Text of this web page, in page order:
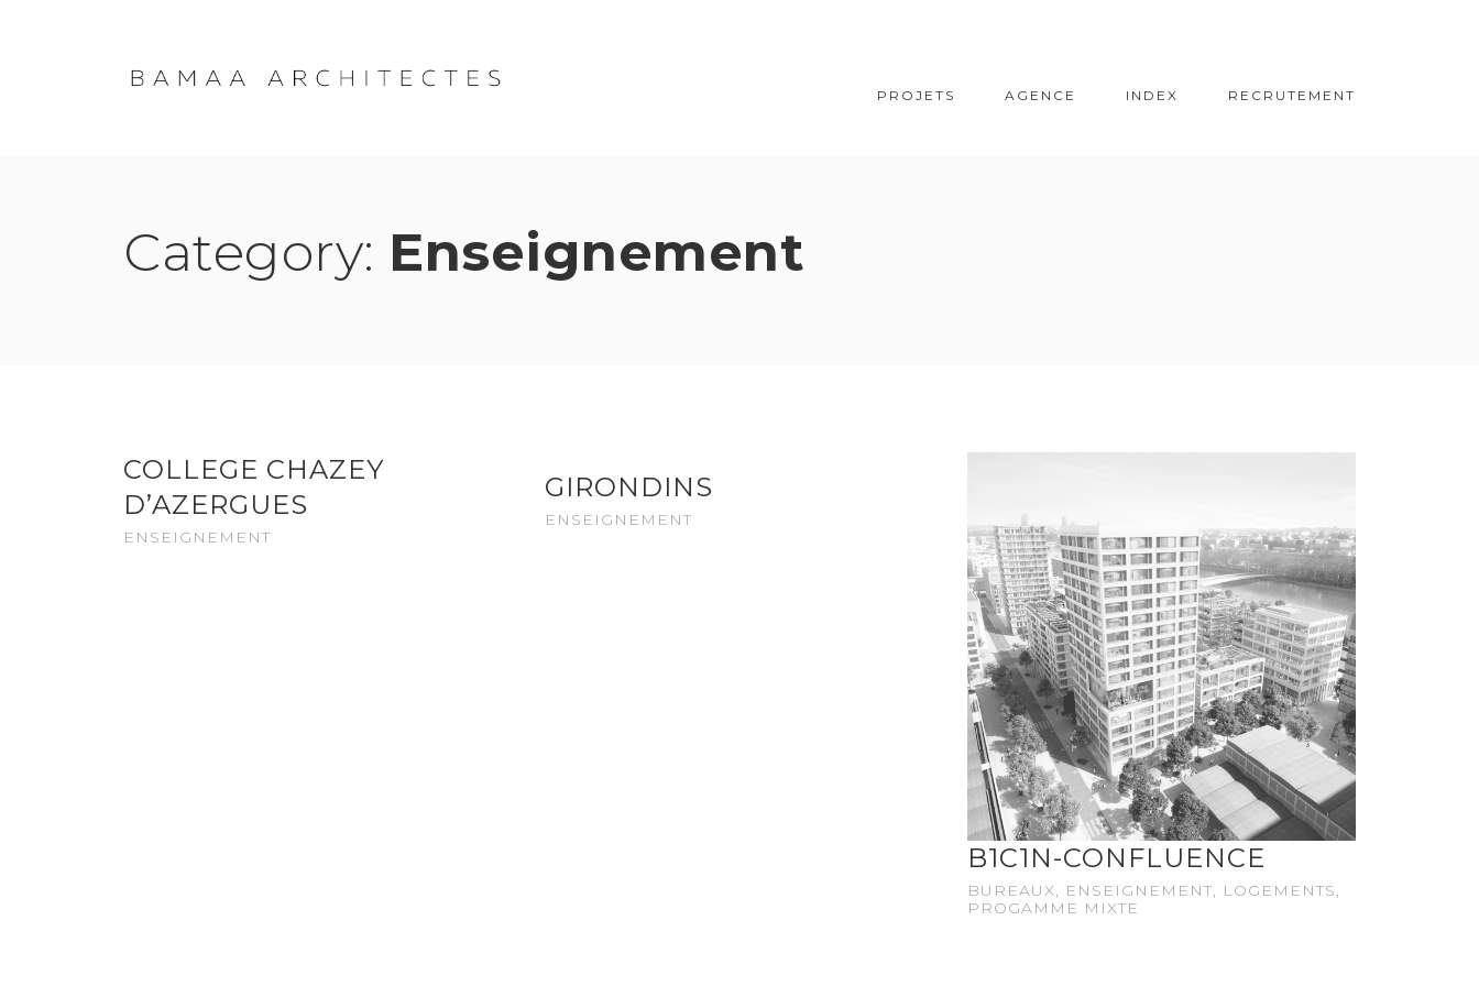
PROJETS AGENCE INDEX RECRUTEMENT
Category: Enseignement
COLLEGE CHAZEY
D’AZERGUES
ENSEIGNEMENT
GIRONDINS
ENSEIGNEMENT
B1C1N-CONFLUENCE
BUREAUX, ENSEIGNEMENT, LOGEMENTS,
PROGAMME MIXTE